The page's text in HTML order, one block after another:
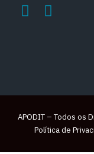
APODIT – Todos os
Política de